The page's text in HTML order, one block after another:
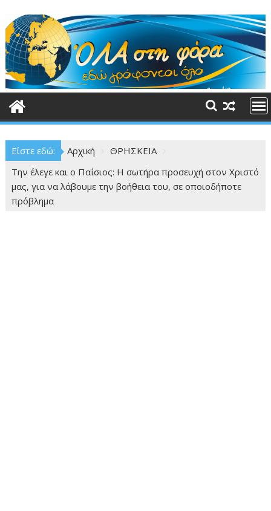
στο
περιεχόμενο
Είστε εδώ: Αρχική
ΘΡΗΣΚΕΙΑ
Την έλεγε και ο Παΐσιος: Η σωτήρα προσευχή στον Χριστό
μας, για να λάβουμε την βοήθεια του, σε οποιοδήποτε
πρόβλημα